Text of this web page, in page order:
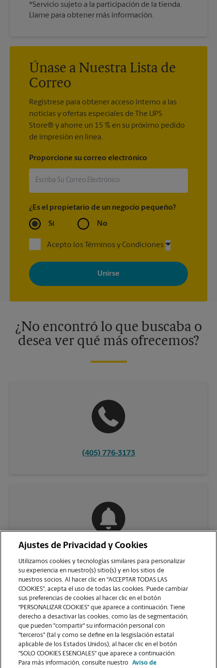
*Servicio sujeto a la participación de la tienda.
Llame para obtener más información.
Únase a Nuestra Lista de
Correo
Regístrese para obtener acceso interno a las
noticias y ofertas especiales de The UPS
Store® y ahorre un 15 % en su próximo pedido
de impresión en línea.
Proporcione su correo electrónico
¿Es el propietario de un negocio pequeño?
Sí No
Acepto los Términos y Condiciones
Al registrarse, acepta recibir correos electrónicos de The UPS
Store con noticias, ofertas especiales, promociones y mensajes
adaptados a sus intereses. Puede darse de baja en cualquier
momento. Para más información, consulte nuestra política de
¿No encontró lo que buscaba o
desea ver qué más ofrecemos?
(405) 776-3173
VER LA PÁGINA DE LA TIENDA
Ajustes de Privacidad y Cookies
Utilizamos cookies y tecnologías similares para personalizar
su experiencia en nuestro(s) sitio(s) y en los sitios de
nuestros socios. Al hacer clic en "ACCEPTAR TODAS LAS
COOKIES", acepta el uso de todas las cookies. Puede cambiar
sus preferencias de cookies al hacer clic en el botón
"PERSONALIZAR COOKIES" que aparece a continuación. Tiene
derecho a desactivar las cookies, como las de segmentación,
que pueden "compartir" su información personal con
"terceros" (tal y como se define en la lesgislación estatal
aplicable de los Estados Unidos), al hacer clic en el botón
"SOLO COOKIES ESENCIALES" que aparece a continuación.
Para más información, consulte nuestro
Aviso de